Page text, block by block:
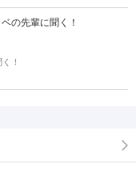
の先輩に聞く！
！